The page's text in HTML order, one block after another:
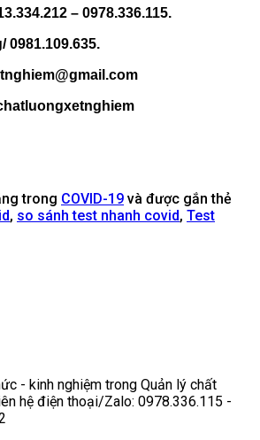
– 0978.336.115.
0981.109.635.
trong COVID-19 và được gắn thẻ
, so sánh test nhanh covid, Test
- kinh nghiệm trong Quản lý chất
hệ điện thoại/Zalo: 0978.336.115 -